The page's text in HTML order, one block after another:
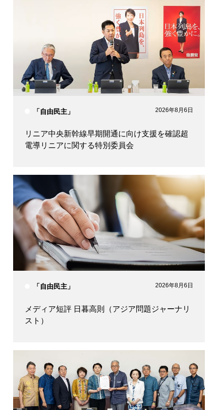
「自由民主」 2026年8月6日
リニア中央新幹線早期開通に向け支援を確認超
電導リニアに関する特別委員会
「自由民主」 2026年8月6日
メディア短評 日暮高則（アジア問題ジャーナリ
スト）